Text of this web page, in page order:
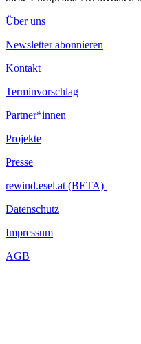
Über uns
Newsletter abonnieren
Kontakt
Terminvorschlag
Partner*innen
Projekte
Presse
rewind.esel.at (BETA)
Datenschutz
Impressum
AGB